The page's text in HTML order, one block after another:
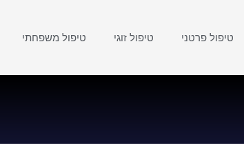
טיפול פרטני טיפול זוגי טיפול משפחתי